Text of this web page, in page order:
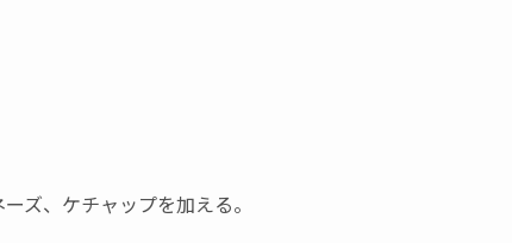
ズ、ケチャップを加える。